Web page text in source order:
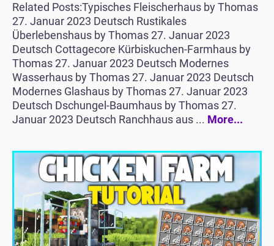
Related Posts:Typisches Fleischerhaus by Thomas
27. Januar 2023 Deutsch Rustikales
Überlebenshaus by Thomas 27. Januar 2023
Deutsch Cottagecore Kürbiskuchen-Farmhaus by
Thomas 27. Januar 2023 Deutsch Modernes
Wasserhaus by Thomas 27. Januar 2023 Deutsch
Modernes Glashaus by Thomas 27. Januar 2023
Deutsch Dschungel-Baumhaus by Thomas 27.
Januar 2023 Deutsch Ranchhaus aus ... More...